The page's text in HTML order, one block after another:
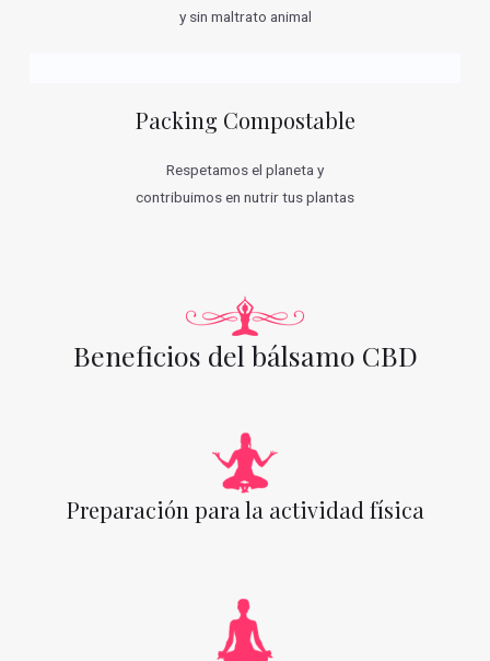
y sin maltrato animal
Packing Compostable
Respetamos el planeta y
contribuimos en nutrir tus plantas
Beneficios del bálsamo CBD
Preparación para la actividad física